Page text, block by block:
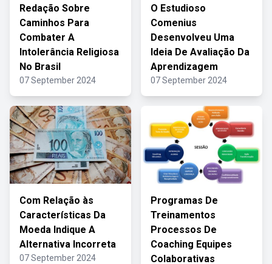
Redação Sobre
Caminhos Para
Combater A
Intolerância Religiosa
No Brasil
07 September 2024
O Estudioso
Comenius
Desenvolveu Uma
Ideia De Avaliação Da
Aprendizagem
07 September 2024
Com Relação às
Características Da
Moeda Indique A
Alternativa Incorreta
07 September 2024
Programas De
Treinamentos
Processos De
Coaching Equipes
Colaborativas